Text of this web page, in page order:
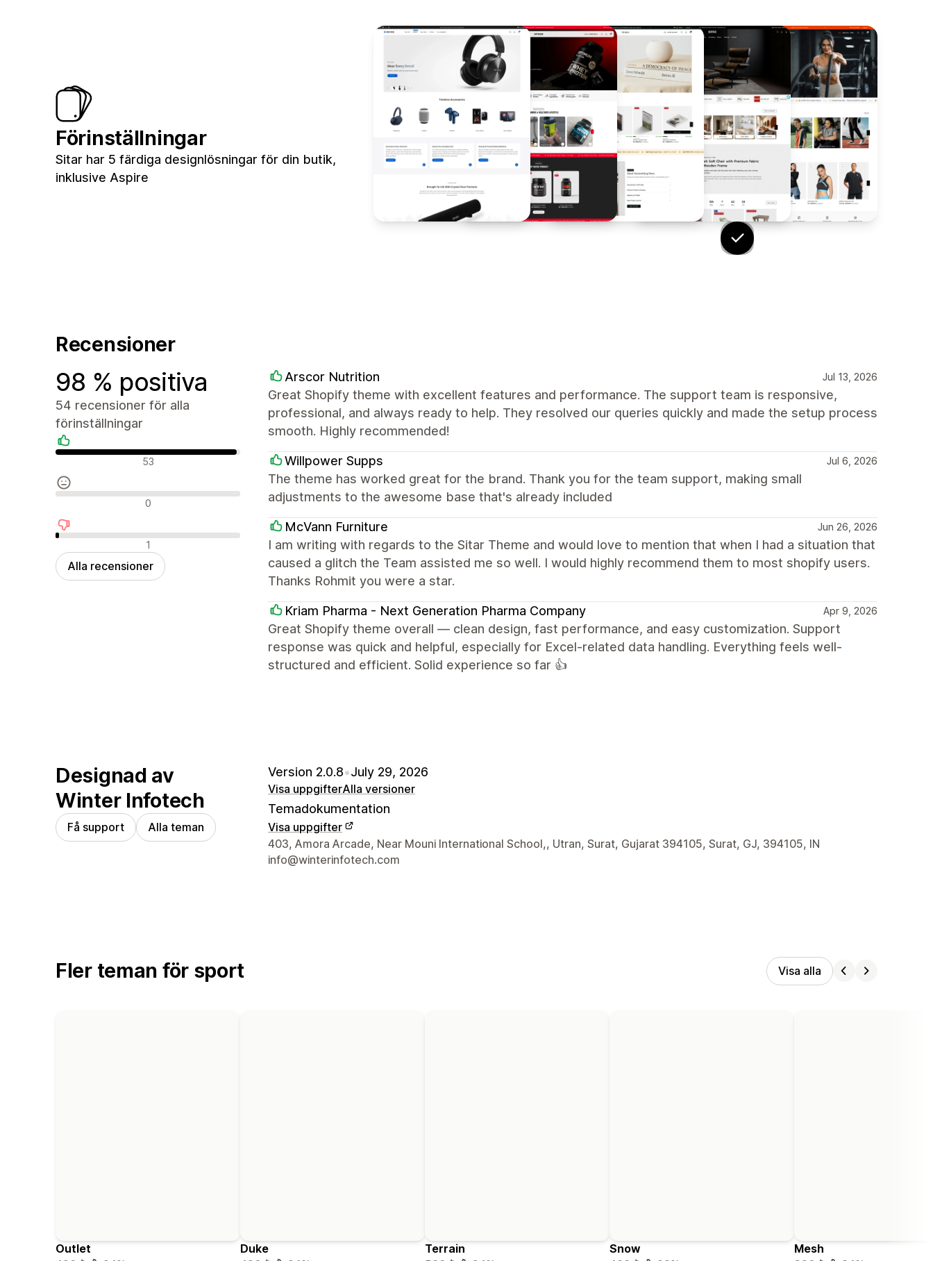
Förinställningar
Sitar har 5 färdiga designlösningar för din butik,
inklusive Aspire
Recensioner
98 % positiva
54 recensioner för alla
förinställningar
Positiva recensioner
53
Neutrala recensioner
0
Negativa recensioner
1
Alla recensioner
Arscor Nutrition Jul 13, 2026
Great Shopify theme with excellent features and performance. The support team is responsive,
professional, and always ready to help. They resolved our queries quickly and made the setup process
smooth. Highly recommended!
Willpower Supps Jul 6, 2026
The theme has worked great for the brand. Thank you for the team support, making small
adjustments to the awesome base that's already included
McVann Furniture Jun 26, 2026
I am writing with regards to the Sitar Theme and would love to mention that when I had a situation that
caused a glitch the Team assisted me so well. I would highly recommend them to most shopify users.
Thanks Rohmit you were a star.
Kriam Pharma - Next Generation Pharma Company Apr 9, 2026
Great Shopify theme overall — clean design, fast performance, and easy customization. Support
response was quick and helpful, especially for Excel-related data handling. Everything feels well-
structured and efficient. Solid experience so far 👍
Designad av
Winter Infotech
Få support Alla teman
Version 2.0.8•July 29, 2026
Visa uppgifterAlla versioner
Temadokumentation
Visa uppgifter
Designerns kontaktuppgifter
403, Amora Arcade, Near Mouni International School,, Utran, Surat, Gujarat 394105, Surat, GJ, 394105, IN
info@winterinfotech.com
Fler teman för sport Visa alla
Outlet
Duke
Terrain
Snow
Mesh